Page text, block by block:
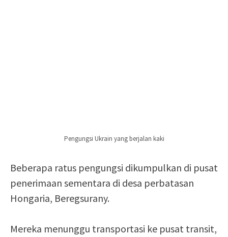
Pengungsi Ukrain yang berjalan kaki
Beberapa ratus pengungsi dikumpulkan di pusat
penerimaan sementara di desa perbatasan
Hongaria, Beregsurany.
Mereka menunggu transportasi ke pusat transit,